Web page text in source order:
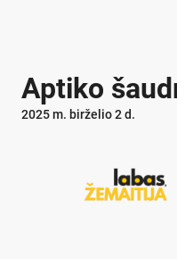
Aptiko
2025 m. birželio 2 d.